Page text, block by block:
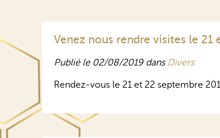
Venez nous rendre visites le 21
Publié le 02/08/2019 dans Divers
Rendez-vous le 21 et 22 septembre